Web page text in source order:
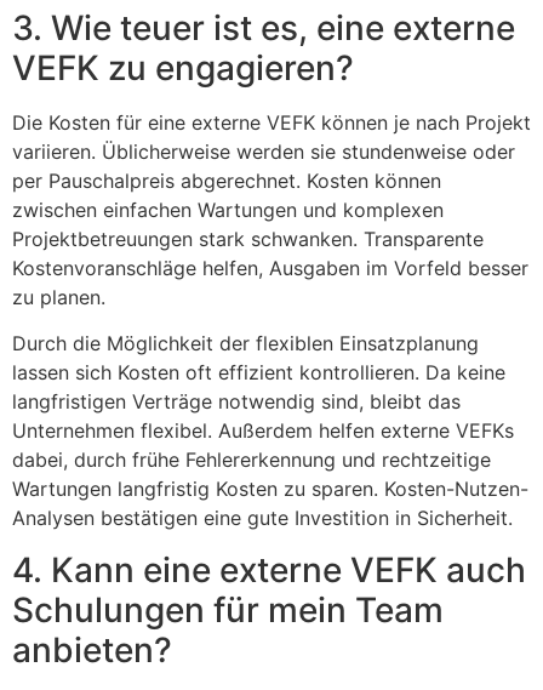
3. Wie teuer ist es, eine externe
VEFK zu engagieren?
Die Kosten für eine externe VEFK können je nach Projekt
variieren. Üblicherweise werden sie stundenweise oder
per Pauschalpreis abgerechnet. Kosten können
zwischen einfachen Wartungen und komplexen
Projektbetreuungen stark schwanken. Transparente
Kostenvoranschläge helfen, Ausgaben im Vorfeld besser
zu planen.
Durch die Möglichkeit der flexiblen Einsatzplanung
lassen sich Kosten oft effizient kontrollieren. Da keine
langfristigen Verträge notwendig sind, bleibt das
Unternehmen flexibel. Außerdem helfen externe VEFKs
dabei, durch frühe Fehlererkennung und rechtzeitige
Wartungen langfristig Kosten zu sparen. Kosten-Nutzen-
Analysen bestätigen eine gute Investition in Sicherheit.
4. Kann eine externe VEFK auch
Schulungen für mein Team
anbieten?